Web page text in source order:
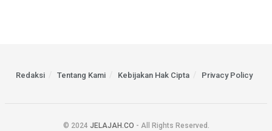
Redaksi Tentang Kami Kebijakan Hak Cipta Privacy Policy
© 2024 JELAJAH.CO - All Rights Reserved.